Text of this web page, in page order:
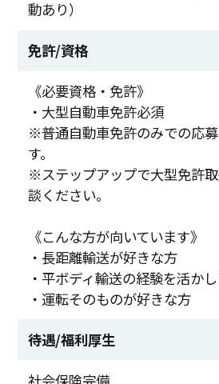
動あり）
免許/資格
《必要資格・免許》
・大型自動車免許必須
※普通自動車免許のみでの応
す。
※ステップアップで大型免許
談ください。
《こんな方が向いています》
・長距離輸送が好きな方
・平ボディ輸送の経験を活か
・運転そのものが好きな方
待遇/福利厚生